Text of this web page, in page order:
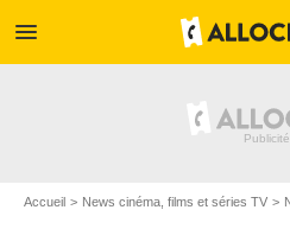
menu
Accueil News cinéma, films et séries TV